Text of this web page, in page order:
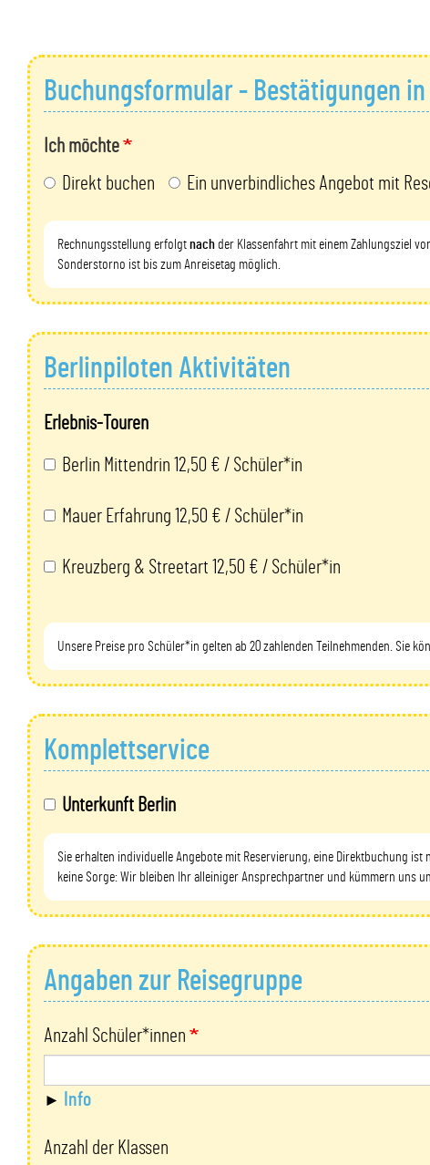
Buchungsformular - Bestätigungen
Ich möchte
Direkt buchen
Ein unverbindliches Angebot mit
Rechnungsstellung erfolgtnachder Klassenfahrt mit einem Zahlungsziel
Sonderstorno ist bis zum Anreisetag möglich.
Berlinpiloten Aktivitäten
Erlebnis-Touren
Berlin Mittendrin 12,50 € / Schüler*in
Mauer Erfahrung 12,50 € / Schüler*in
Kreuzberg & Streetart 12,50 € / Schüler*in
Unsere Preise pro Schüler*in gelten ab 20 zahlenden Teilnehmenden. Sie
Komplettservice
Unterkunft Berlin
Sie erhalten individuelle Angebote mit Reservierung, eine Direktbuchung
keine Sorge: Wir bleiben Ihr alleiniger Ansprechpartner und kümmern uns
Angaben zur Reisegruppe
Anzahl Schüler*innen
Info
Anzahl der Klassen